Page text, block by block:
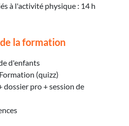
à l'activité physique : 14 h
la formation
d'enfants
(quizz)
pro + session de